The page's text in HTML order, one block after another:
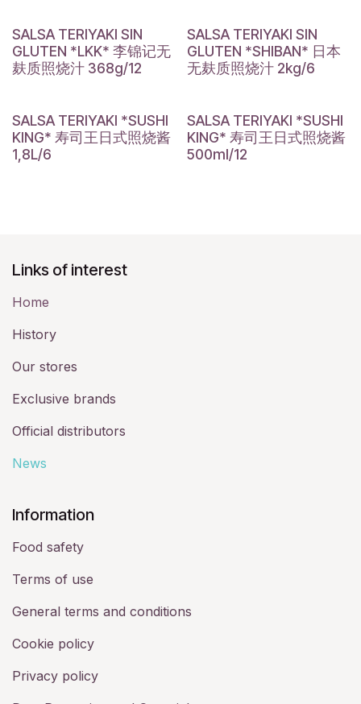
SALSA TERIYAKI SIN
GLUTEN *LKK* 李锦记无
麸质照烧汁 368g/12
SALSA TERIYAKI SIN
GLUTEN *SHIBAN* 日本
无麸质照烧汁 2kg/6
SALSA TERIYAKI *SUSHI
KING* 寿司王日式照烧酱
1,8L/6
SALSA TERIYAKI *SUSHI
KING* 寿司王日式照烧酱
500ml/12
Links of interest
Home
History​
Our stores
Exclusive brands
Official distributors
News
​Information
Food safety
Terms of use
General terms and conditions
Cookie policy
Privacy policy